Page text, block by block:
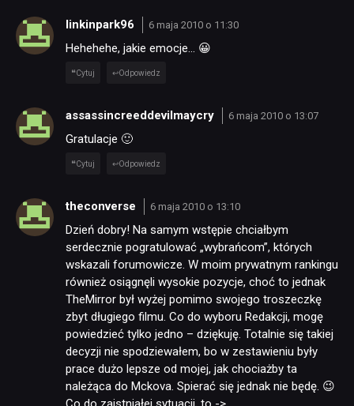
TECHNOLOGIE
JUŻ GRALIŚMY
SKLEP
linkinpark96 6 maja 2010 o 11:30
Hehehehe, jakie emocje… 😀
Cytuj Odpowiedz
assassincreeddevilmaycry 6 maja 2010 o 13:07
Gratulacje 🙂
Cytuj Odpowiedz
theconverse 6 maja 2010 o 13:10
Dzień dobry! Na samym wstępie chciałbym
serdecznie pogratulować „wybrańcom”, których
wskazali forumowicze. W moim prywatnym rankingu
również osiągnęli wysokie pozycje, choć to jednak
TheMirror był wyżej pomimo swojego troszeczkę
zbyt długiego filmu. Co do wyboru Redakcji, mogę
powiedzieć tylko jedno – dziękuję. Totalnie się takiej
decyzji nie spodziewałem, bo w zestawieniu były
prace dużo lepsze od mojej, jak chociażby ta
należąca do Mckova. Spierać się jednak nie będę. 😉